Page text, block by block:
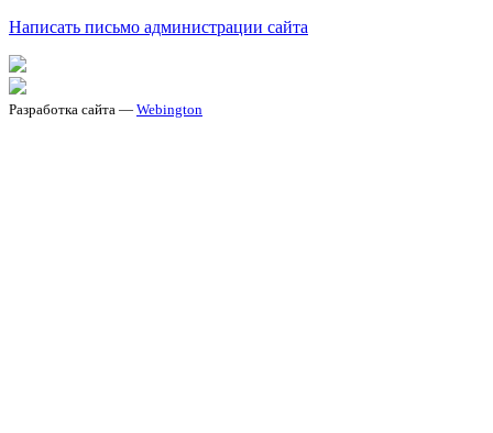
Написать письмо администрации сайта
Разработка сайта — Webington